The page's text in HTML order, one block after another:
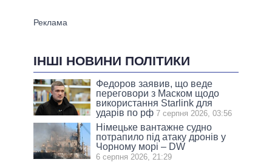
ІНШІ НОВИНИ ПОЛІТИКИ
Федоров заявив, що веде
переговори з Маском щодо
використання Starlink для
ударів по рф 7 серпня 2026, 03:56
Німецьке вантажне судно
потрапило під атаку дронів у
Чорному морі – DW
6 серпня 2026, 21:29